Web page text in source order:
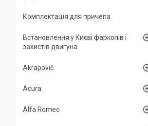
Комплектація для причепа
Встановлення у Києві фаркопів і
захистів двигуна
Akrapovič
Acura
Alfa Romeo